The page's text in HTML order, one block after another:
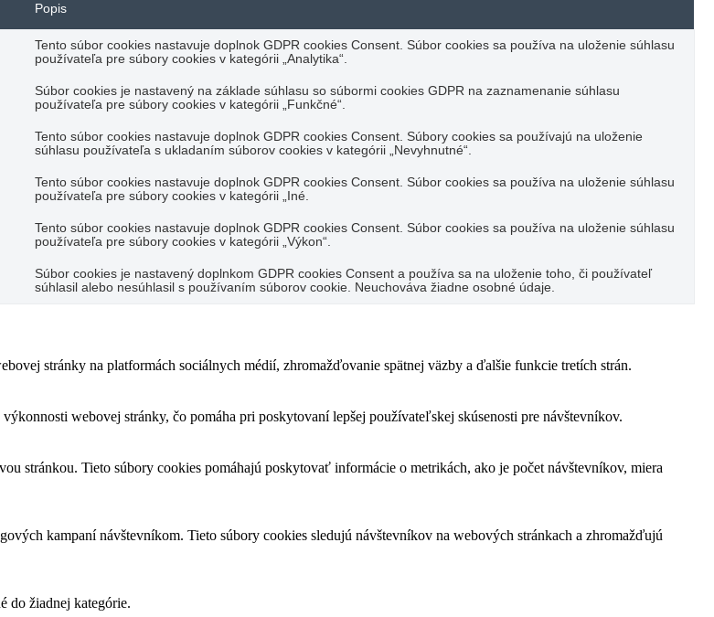
Popis
Tento súbor cookies nastavuje doplnok GDPR cookies Consent. Súbor cookies sa používa na uloženie súhlasu
používateľa pre súbory cookies v kategórii „Analytika“.
Súbor cookies je nastavený na základe súhlasu so súbormi cookies GDPR na zaznamenanie súhlasu
používateľa pre súbory cookies v kategórii „Funkčné“.
Tento súbor cookies nastavuje doplnok GDPR cookies Consent. Súbory cookies sa používajú na uloženie
súhlasu používateľa s ukladaním súborov cookies v kategórii „Nevyhnutné“.
Tento súbor cookies nastavuje doplnok GDPR cookies Consent. Súbor cookies sa používa na uloženie súhlasu
používateľa pre súbory cookies v kategórii „Iné.
Tento súbor cookies nastavuje doplnok GDPR cookies Consent. Súbor cookies sa používa na uloženie súhlasu
používateľa pre súbory cookies v kategórii „Výkon“.
Súbor cookies je nastavený doplnkom GDPR cookies Consent a používa sa na uloženie toho, či používateľ
súhlasil alebo nesúhlasil s používaním súborov cookie. Neuchováva žiadne osobné údaje.
stránky na platformách sociálnych médií, zhromažďovanie spätnej väzby a ďalšie funkcie tretích strán.
webovej stránky, čo pomáha pri poskytovaní lepšej používateľskej skúsenosti pre návštevníkov.
stránkou. Tieto súbory cookies pomáhajú poskytovať informácie o metrikách, ako je počet návštevníkov, miera
kampaní návštevníkom. Tieto súbory cookies sledujú návštevníkov na webových stránkach a zhromažďujú
do žiadnej kategórie.